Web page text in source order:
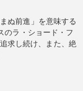
ぬ前進」を意味する
のラ・ショード・フ
求し続け、また、絶